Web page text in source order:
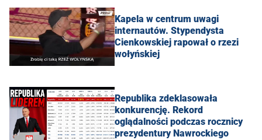
Kapela w centrum uwagi
internautów. Stypendysta
Cienkowskiej rapował o rzezi
wołyńskiej
Republika zdeklasowała
konkurencję. Rekord
oglądalności podczas rocznicy
prezydentury Nawrockiego